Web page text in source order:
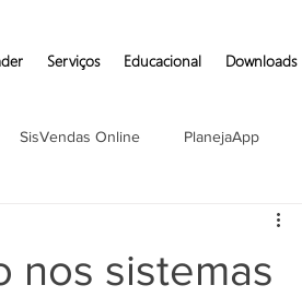
Serviços Educacional Downloads
SisVendas Online PlanejaApp
nos sistemas